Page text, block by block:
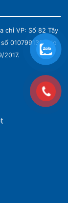
chỉ VP: Số 82 Tây
0107991339 do
2017.